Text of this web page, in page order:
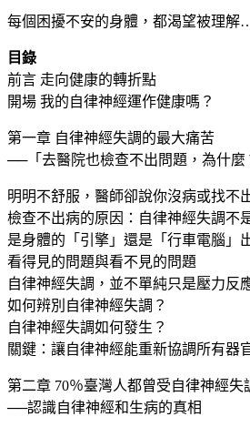
每個困擾不安的身體，都渴望被理
目錄
前言 走向健康的轉折點
開場 我的自律神經運作健康嗎？
第一章 自律神經失調的最大痛苦
──「去醫院也檢查不出問題，為什麼
明明不舒服，醫師卻說你沒病或找不
檢查不出病的原因：自律神經失調不
是身體的「引擎」還是「行車電腦」
看得見的問題與看不見的問題
自律神經失調，並不單純只是壓力反
如何辨別自律神經失調？
自律神經失調如何發生？
關鍵：讓自律神經能重新協調所有器
第二章 70％臺灣人都曾受自律神經失
──認識自律神經和生病的真相